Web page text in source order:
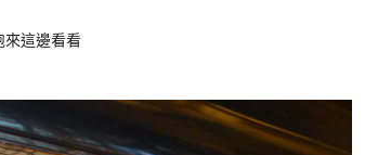
來這邊看看